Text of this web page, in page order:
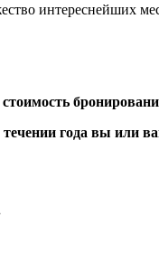
интереснейших
года вы или